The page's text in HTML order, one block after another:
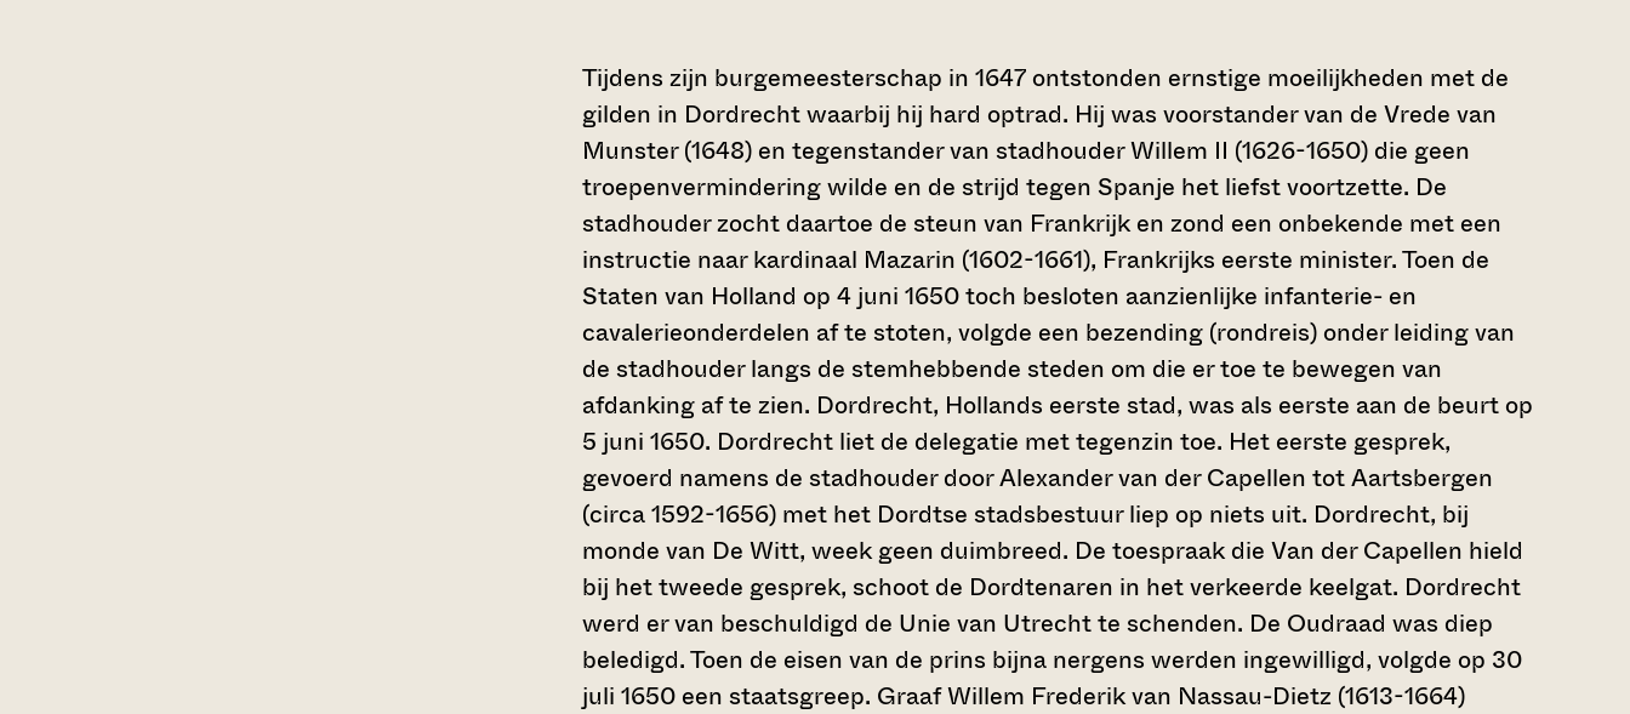
Tijdens zijn burgemeesterschap in 1647 ontstonden ernstige moeilijkheden met de
gilden in Dordrecht waarbij hij hard optrad. Hij was voorstander van de Vrede van
Munster (1648) en tegenstander van stadhouder Willem II (1626-1650) die geen
troepenvermindering wilde en de strijd tegen Spanje het liefst voortzette. De
stadhouder zocht daartoe de steun van Frankrijk en zond een onbekende met een
instructie naar kardinaal Mazarin (1602-1661), Frankrijks eerste minister. Toen de
Staten van Holland op 4 juni 1650 toch besloten aanzienlijke infanterie- en
cavalerieonderdelen af te stoten, volgde een bezending (rondreis) onder leiding van
de stadhouder langs de stemhebbende steden om die er toe te bewegen van
afdanking af te zien. Dordrecht, Hollands eerste stad, was als eerste aan de beurt op
5 juni 1650. Dordrecht liet de delegatie met tegenzin toe. Het eerste gesprek,
gevoerd namens de stadhouder door Alexander van der Capellen tot Aartsbergen
(circa 1592-1656) met het Dordtse stadsbestuur liep op niets uit. Dordrecht, bij
monde van De Witt, week geen duimbreed. De toespraak die Van der Capellen hield
bij het tweede gesprek, schoot de Dordtenaren in het verkeerde keelgat. Dordrecht
werd er van beschuldigd de Unie van Utrecht te schenden. De Oudraad was diep
beledigd. Toen de eisen van de prins bijna nergens werden ingewilligd, volgde op 30
juli 1650 een staatsgreep. Graaf Willem Frederik van Nassau-Dietz (1613-1664)